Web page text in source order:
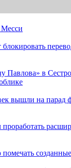
блокировать
Павлова» в
вышли на парад
помечать